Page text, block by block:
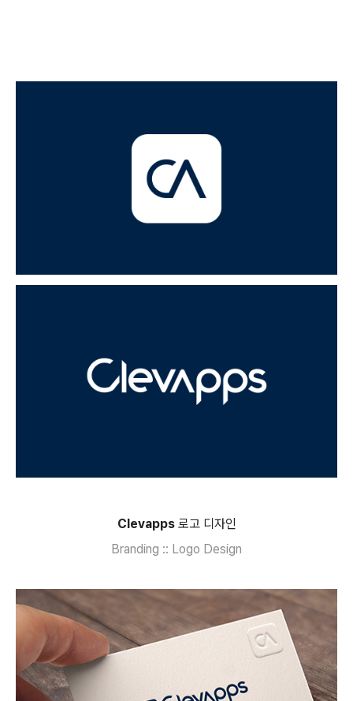
Clevapps로고 디자인
Branding :: Logo Design